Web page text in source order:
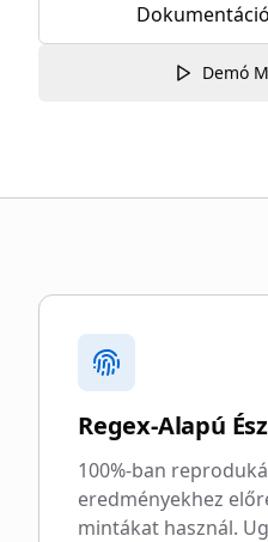
Demó
Miért válassza
Regex-Alapú
100%-ban
eredményekhez
mintákat használ.